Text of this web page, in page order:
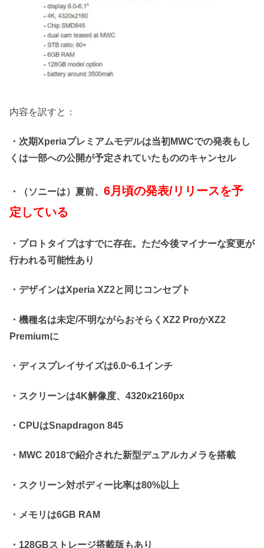
内容を訳すと：
・次期Xperiaプレミアムモデルは当初MWCでの発表もし
くは一部への公開が予定されていたもののキャンセル
・（ソニーは）夏前、 6月頃の発表/リリースを予
定している
・プロトタイプはすでに存在。ただ今後マイナーな変更が
行われる可能性あり
・デザインはXperia XZ2と同じコンセプト
・機種名は未定/不明ながらおそらくXZ2 ProかXZ2
Premiumに
・ディスプレイサイズは6.0~6.1インチ
・スクリーンは4K解像度、4320x2160px
・CPUはSnapdragon 845
・MWC 2018で紹介された新型デュアルカメラを搭載
・スクリーン対ボディー比率は80%以上
・メモリは6GB RAM
・128GBストレージ搭載版もあり